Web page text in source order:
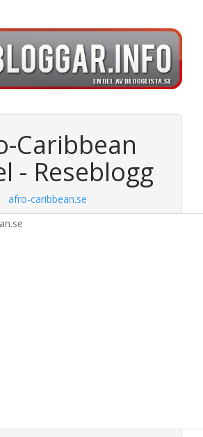
Caribbean
- Reseblogg
afro-caribbean.se